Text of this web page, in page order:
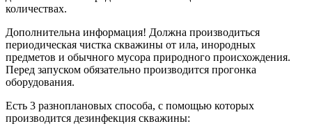
количествах.
Дополнительна информация! Должна производиться
периодическая чистка скважины от ила, инородных
предметов и обычного мусора природного происхождения.
Перед запуском обязательно производится прогонка
оборудования.
Есть 3 разноплановых способа, с помощью которых
производится дезинфекция скважины: